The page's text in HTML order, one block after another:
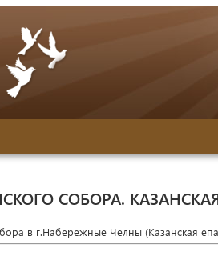
СОБОРА.
в г.Набережные Челны (Казанская